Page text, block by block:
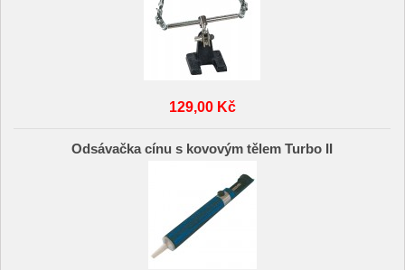
129,00 Kč
Odsávačka cínu s kovovým tělem Turbo II